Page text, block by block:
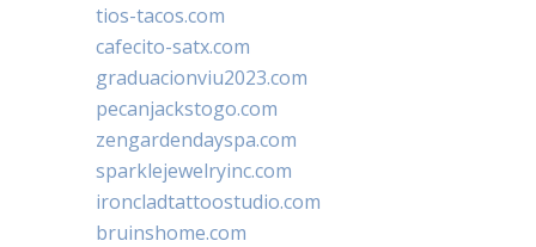
tios-tacos.com
cafecito-satx.com
graduacionviu2023.com
pecanjackstogo.com
zengardendayspa.com
sparklejewelryinc.com
ironcladtattoostudio.com
bruinshome.com